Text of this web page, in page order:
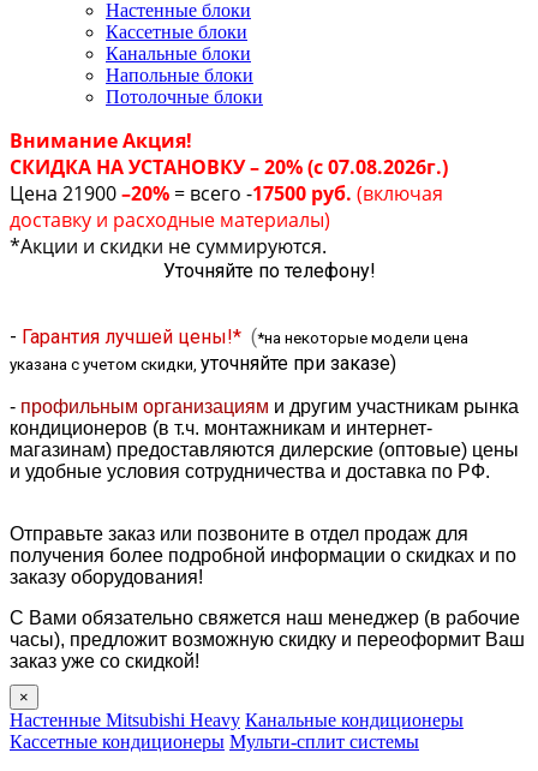
Настенные блоки
Кассетные блоки
Канальные блоки
Напольные блоки
Потолочные блоки
Внимание Акция!
СКИДКА НА УСТАНОВКУ – 20% (с 07.08.2026г.)
Цена 21900–20% = всего -17500 руб. (включая
доставку и расходные материалы)
*Акции и скидки не суммируются.
Уточняйте по телефону!
- Гарантия лучшей цены!* (*на некоторые модели цена
указана с учетом скидки, уточняйте при заказе)
- профильным организациям и другим участникам рынка
кондиционеров (в т.ч. монтажникам и интернет-
магазинам) предоставляются дилерские (оптовые) цены
и удобные условия сотрудничества и доставка по РФ.
Отправьте заказ или позвоните в отдел продаж для
получения более подробной информации о скидках и по
заказу оборудования!
С Вами обязательно свяжется наш менеджер (в рабочие
часы), предложит возможную скидку и переоформит Ваш
заказ уже со скидкой!
×
Настенные Mitsubishi Heavy Канальные кондиционеры
Кассетные кондиционеры Мульти-сплит системы